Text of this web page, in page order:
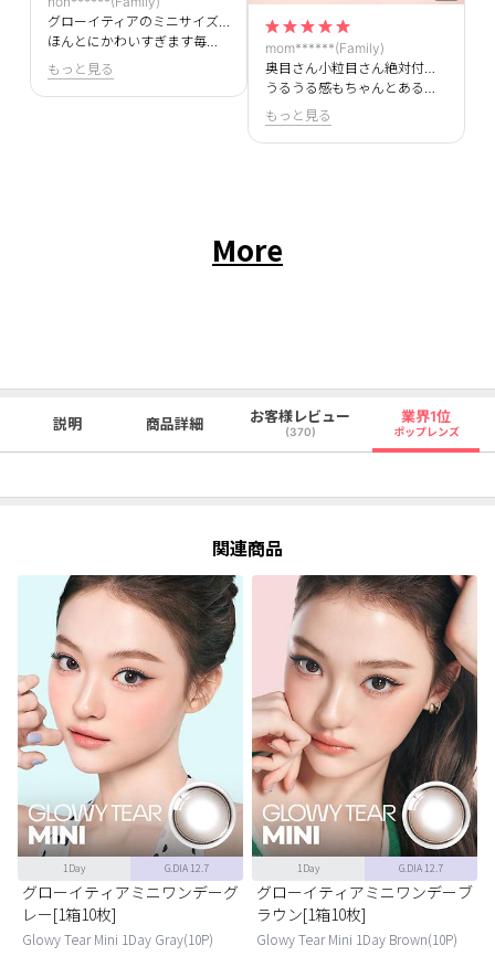
グローイティアのミニサイズ待ってました！！
ほんとにかわいすぎます毎日使えるくらい使いやすい！！
もっと見る
mom******(Family)
奥目さん小粒目さん絶対付けてほしいです＞＜
うるうる感もちゃんとあるのにナチュラルに盛れます！
もっと見る
More
説明 商品詳細 お客様レビュー
(370)
業界1位
ポップレンズ
関連商品
1Day G.DIA 12.7
グローイティアミニワンデーグ
レー[1箱10枚]
Glowy Tear Mini 1Day Gray(10P)
1Day G.DIA 12.7
グローイティアミニワンデーブ
ラウン[1箱10枚]
Glowy Tear Mini 1Day Brown(10P)